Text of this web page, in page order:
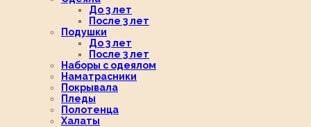
До 3 лет
После 3 лет
Подушки
До 3 лет
После 3 лет
Наборы с одеялом
Наматрасники
Покрывала
Пледы
Полотенца
Халаты